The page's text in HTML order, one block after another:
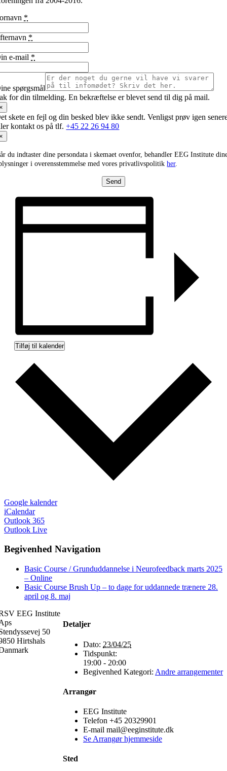
*
*
e-mail *
spørgsmål
for din tilmelding. En bekræftelse er blevet send til dig på mail.
skete en fejl og din besked blev ikke sendt. Venligst prøv igen
kontakt os på tlf.+45 22 26 94 80
du indtaster dine persondata i skemaet ovenfor, behandler EEG Institute
i overensstemmelse med vores privatlivspolitikher.
Send
Tilføj til kalender
Google kalender
iCalendar
Outlook 365
Outlook Live
Begivenhed Navigation
Basic Course / Grunduddannelse i Neurofeedback marts 2025
– Online
Basic Course Brush Up – to dage for uddannede trænere 28.
april og 8. maj
Detaljer
Dato: 23/04/25
Tidspunkt:
19:00 - 20:00
Begivenhed Kategori: Andre arrangementer
Arrangør
EEG Institute
Telefon +45 20329901
E-mail mail@eeginstitute.dk
Se Arrangør hjemmeside
Sted
EEG Institute
50
Hirtshals